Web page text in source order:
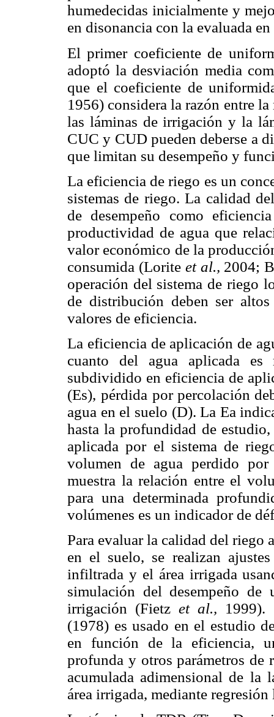
humedecidas inicialmente y
en disonancia con la evaluada
El primer coeficiente de
adoptó la desviación media
que el coeficiente de
1956) considera la razón entre
las láminas de irrigación y la
CUC y CUD pueden deberse a
que limitan su desempeño y
La eficiencia de riego es un
sistemas de riego. La calidad
de desempeño como
productividad de agua que
valor económico de la
consumida (Lorite et al., 2004;
operación del sistema de riego
de distribución deben ser
valores de eficiencia.
La eficiencia de aplicación de
cuanto del agua aplicada es
subdividido en eficiencia de
(Es), pérdida por percolación
agua en el suelo (D). La Ea
hasta la profundidad de
aplicada por el sistema de
volumen de agua perdido
muestra la relación entre el
para una determinada
volúmenes es un indicador de
Para evaluar la calidad del riego
en el suelo, se realizan
infiltrada y el área irrigada
simulación del desempeño
irrigación (Fietzet al.,
(1978) es usado en el estudio
en función de la eficiencia,
profunda y otros parámetros de
acumulada adimensional de
área irrigada, mediante